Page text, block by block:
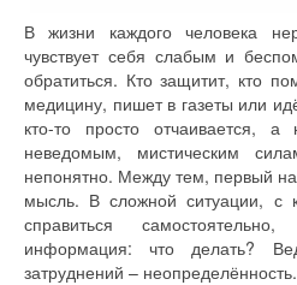
В жизни каждого человека
чувствует себя слабым и
обратиться. Кто защитит, кто
медицину, пишет в газеты или
кто-то просто отчаивается,
неведомым, мистическим
непонятно. Между тем, первый
мысль. В сложной ситуации, с
справиться
информация: что делать?
затруднений – неопределённость.